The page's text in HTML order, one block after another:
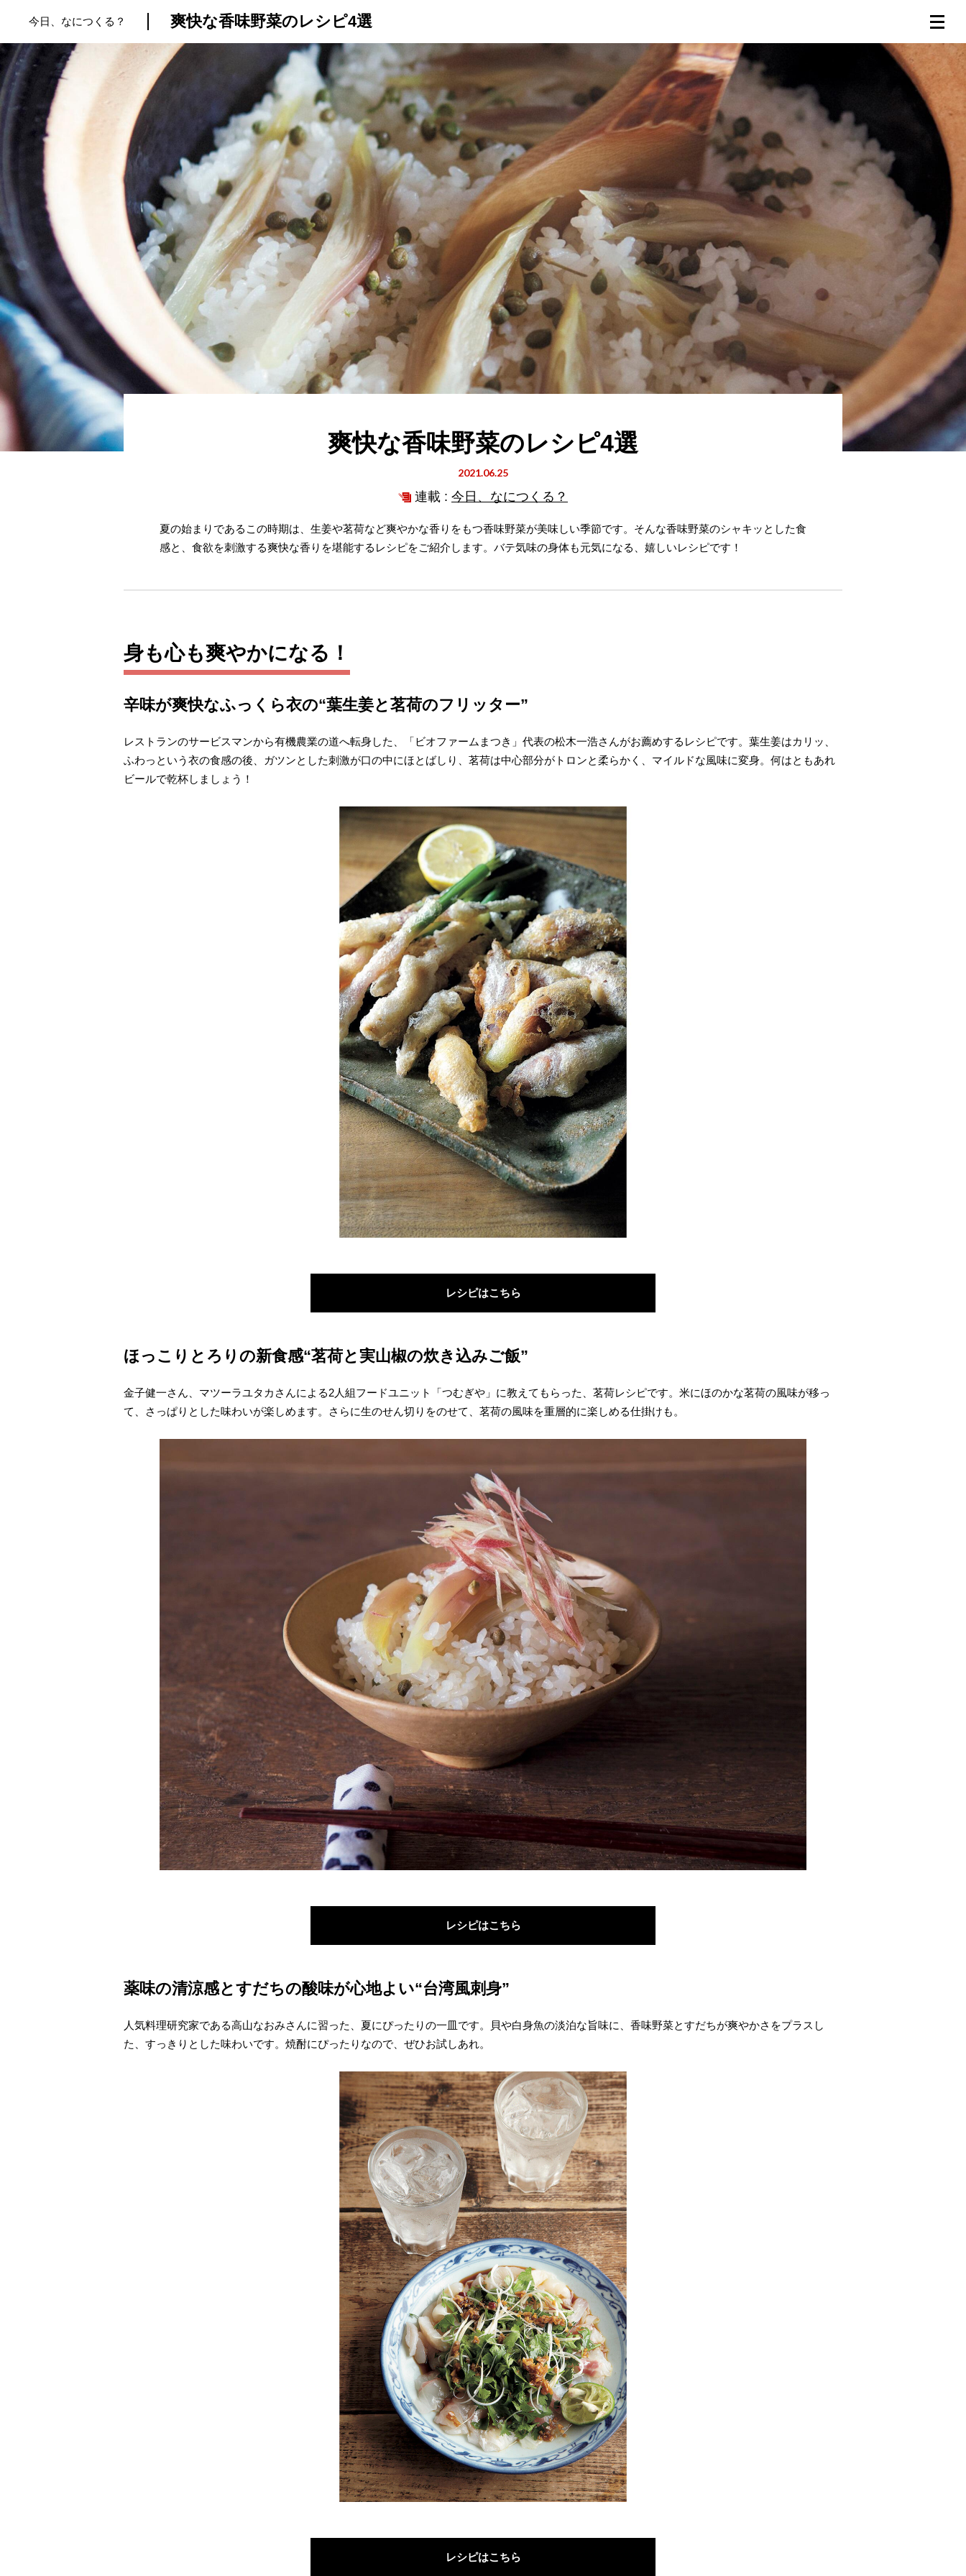
トップ
今日、なにつくる？ 爽快な香味野菜のレシピ4選
爽快な香味野菜のレシピ4選
2021.06.25
連載 : 今日、なにつくる？
夏の始まりであるこの時期は、生姜や茗荷など爽やかな香りをもつ香味野菜が美味しい季節です。そんな香味野菜のシャキッとした食
感と、食欲を刺激する爽快な香りを堪能するレシピをご紹介します。バテ気味の身体も元気になる、嬉しいレシピです！
身も心も爽やかになる！
辛味が爽快なふっくら衣の“葉生姜と茗荷のフリッター”
レストランのサービスマンから有機農業の道へ転身した、「ビオファームまつき」代表の松木一浩さんがお薦めするレシピです。葉生姜はカリッ、
ふわっという衣の食感の後、ガツンとした刺激が口の中にほとばしり、茗荷は中心部分がトロンと柔らかく、マイルドな風味に変身。何はともあれ
ビールで乾杯しましょう！
レシピはこちら
ほっこりとろりの新食感“茗荷と実山椒の炊き込みご飯”
金子健一さん、マツーラユタカさんによる2人組フードユニット「つむぎや」に教えてもらった、茗荷レシピです。米にほのかな茗荷の風味が移っ
て、さっぱりとした味わいが楽しめます。さらに生のせん切りをのせて、茗荷の風味を重層的に楽しめる仕掛けも。
レシピはこちら
薬味の清涼感とすだちの酸味が心地よい“台湾風刺身”
人気料理研究家である高山なおみさんに習った、夏にぴったりの一皿です。貝や白身魚の淡泊な旨味に、香味野菜とすだちが爽やかさをプラスし
た、すっきりとした味わいです。焼酎にぴったりなので、ぜひお試しあれ。
レシピはこちら